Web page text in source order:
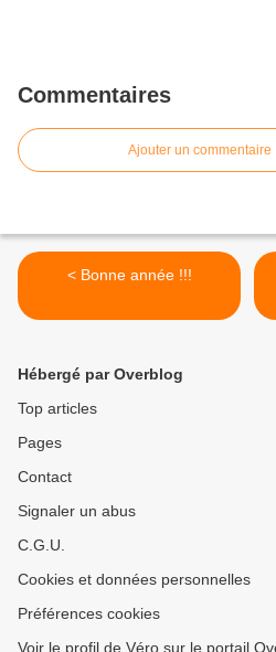
Commentaires
Ajouter un commentaire
< Bonne année !!!
Hébergé par Overblog
Top articles
Pages
Contact
Signaler un abus
C.G.U.
Cookies et données personnelles
Préférences cookies
Voir le profil de Véro sur le portail